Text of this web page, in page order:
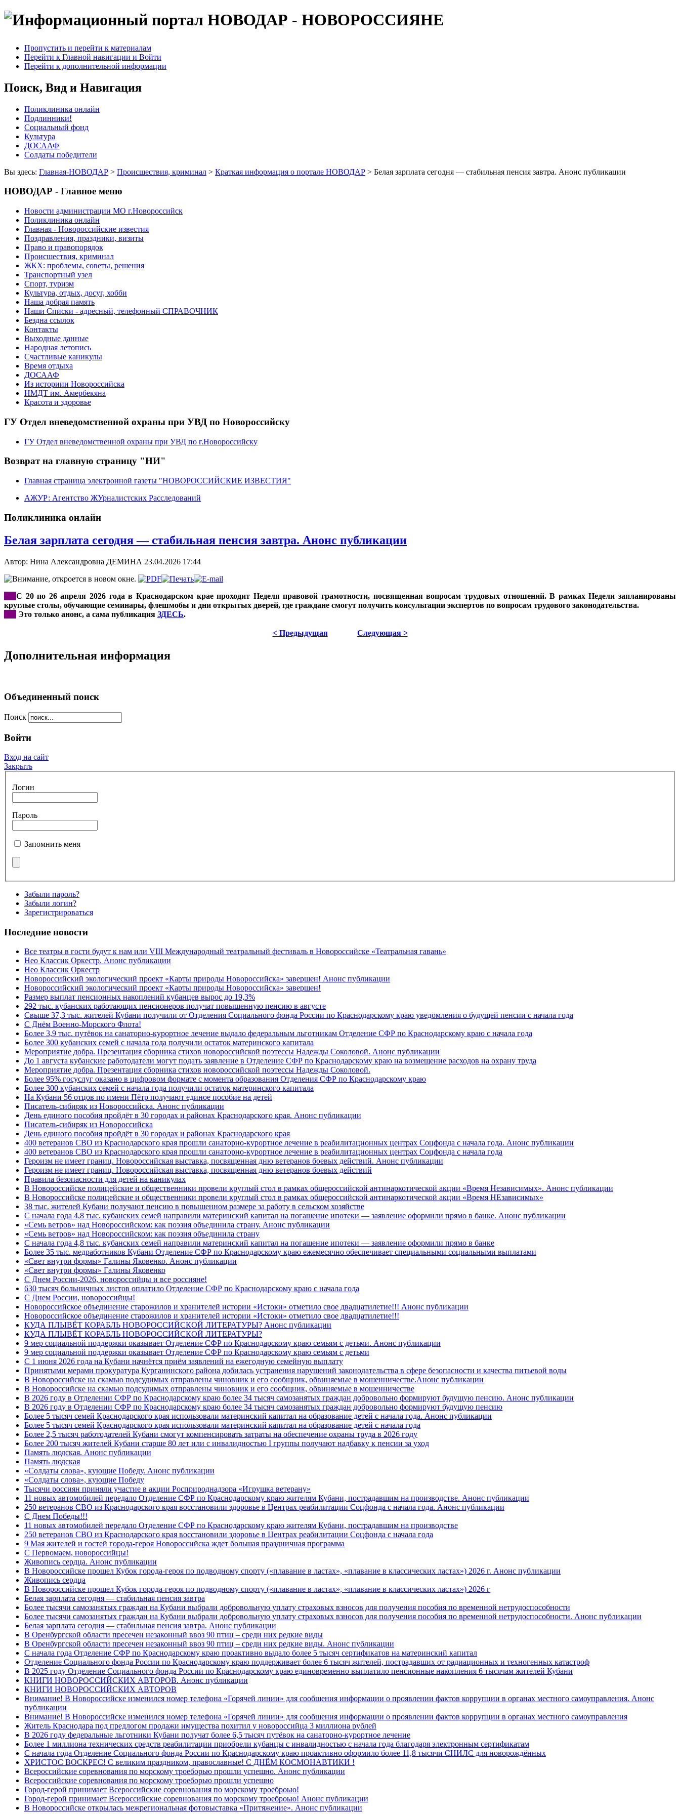
Пропустить и перейти к материалам
Перейти к Главной навигации и Войти
Перейти к дополнительной информации
Поиск, Вид и Навигация
Поликлиника онлайн
Подлинники!
Социальный фонд
Культура
ДОСААФ
Солдаты победители
Вы здесь: Главная-НОВОДАР > Происшествия, криминал > Краткая информация о портале НОВОДАР > Белая зарплата сегодня — стабильная пенсия завтра. Анонс публикации
НОВОДАР - Главное меню
Новости администрации МО г.Новороссийск
Поликлиника онлайн
Главная - Новороссийские известия
Поздравления, праздники, визиты
Право и правопорядок
Происшествия, криминал
ЖКХ: проблемы, советы, решения
Транспортный узел
Спорт, туризм
Культура, отдых, досуг, хобби
Наша добрая память
Наши Списки - адресный, телефонный СПРАВОЧНИК
Бездна ссылок
Контакты
Выходные данные
Народная летопись
Счастливые каникулы
Время отдыха
ДОСААФ
Из историии Новороссийска
НМДТ им. Амербекяна
Красота и здоровье
ГУ Отдел вневедомственной охраны при УВД по Новороссийску
ГУ Отдел вневедомственной охраны при УВД по г.Новороссийску
Возврат на главную страницу "НИ"
Главная страница электронной газеты "НОВОРОССИЙСКИЕ ИЗВЕСТИЯ"
АЖУР: Агентство ЖУрналистских Расследований
Поликлиника онлайн
Белая зарплата сегодня — стабильная пенсия завтра. Анонс публикации
Автор: Нина Александровна ДЕМИНА 23.04.2026 17:44
С 20 по 26 апреля 2026 года в Краснодарском крае проходит Неделя правовой грамотности, посвященная вопросам трудовых отношений. В рамках Недели запланированы
круглые столы, обучающие семинары, флешмобы и дни открытых дверей, где граждане смогут получить консультации экспертов по вопросам трудового законодательства.
Это только анонс, а сама публикация ЗДЕСЬ.
< Предыдущая Следующая >
Дополнительная информация
Объединенный поиск
Поиск
Войти
Вход на сайт
Закрыть
Логин
Пароль
Запомнить меня
Забыли пароль?
Забыли логин?
Зарегистрироваться
Последние новости
Все театры в гости будут к нам или VIII Международный театральный фестиваль в Новороссийске «Театральная гавань»
Нео Классик Оркестр. Анонс публикации
Нео Классик Оркестр
Новороссийский экологический проект «Карты природы Новороссийска» завершен! Анонс публикации
Новороссийский экологический проект «Карты природы Новороссийска» завершен!
Размер выплат пенсионных накоплений кубанцев вырос до 19,3%
292 тыс. кубанских работающих пенсионеров получат повышенную пенсию в августе
Свыше 37,3 тыс. жителей Кубани получили от Отделения Социального фонда России по Краснодарскому краю уведомления о будущей пенсии с начала года
C Днём Военно-Морского Флота!
Более 3,9 тыс. путёвок на санаторно-курортное лечение выдало федеральным льготникам Отделение СФР по Краснодарскому краю с начала года
Более 300 кубанских семей с начала года получили остаток материнского капитала
Мероприятие добра. Презентация сборника стихов новороссийской поэтессы Надежды Соколовой. Анонс публикации
До 1 августа кубанские работодатели могут подать заявление в Отделение СФР по Краснодарскому краю на возмещение расходов на охрану труда
Мероприятие добра. Презентация сборника стихов новороссийской поэтессы Надежды Соколовой.
Более 95% госуслуг оказано в цифровом формате с момента образования Отделения СФР по Краснодарскому краю
Более 300 кубанских семей с начала года получили остаток материнского капитала
На Кубани 56 отцов по имени Пётр получают единое пособие на детей
Писатель-сибиряк из Новороссийска. Анонс публикации
День единого пособия пройдёт в 30 городах и районах Краснодарского края. Анонс публикации
Писатель-сибиряк из Новороссийска
День единого пособия пройдёт в 30 городах и районах Краснодарского края
400 ветеранов СВО из Краснодарского края прошли санаторно-курортное лечение в реабилитационных центрах Соцфонда с начала года. Анонс публикации
400 ветеранов СВО из Краснодарского края прошли санаторно-курортное лечение в реабилитационных центрах Соцфонда с начала года
Героизм не имеет границ. Новороссийская выставка, посвященная дню ветеранов боевых действий. Анонс публикации
Героизм не имеет границ. Новороссийская выставка, посвященная дню ветеранов боевых действий
Правила безопасности для детей на каникулах
В Новороссийске полицейские и общественники провели круглый стол в рамках общероссийской антинаркотической акции «Время Независимых». Анонс публикации
В Новороссийске полицейские и общественники провели круглый стол в рамках общероссийской антинаркотической акции «Время НЕзависимых»
38 тыс. жителей Кубани получают пенсию в повышенном размере за работу в сельском хозяйстве
С начала года 4,8 тыс. кубанских семей направили материнский капитал на погашение ипотеки — заявление оформили прямо в банке. Анонс публикации
«Семь ветров» над Новороссийском: как поэзия объединила страну. Анонс публикации
«Семь ветров» над Новороссийском: как поэзия объединила страну
С начала года 4,8 тыс. кубанских семей направили материнский капитал на погашение ипотеки — заявление оформили прямо в банке
Более 35 тыс. медработников Кубани Отделение СФР по Краснодарскому краю ежемесячно обеспечивает специальными социальными выплатами
«Свет внутри формы» Галины Яковенко. Анонс публикации
«Свет внутри формы» Галины Яковенко
C Днем России-2026, новороссийцы и все россияне!
630 тысяч больничных листов оплатило Отделение СФР по Краснодарскому краю с начала года
C Днем России, новороссийцы!
Новороссийское объединение старожилов и хранителей истории «Истоки» отметило свое двадцатилетие!!! Анонс публикации
Новороссийское объединение старожилов и хранителей истории «Истоки» отметило свое двадцатилетие!!!
КУДА ПЛЫВЁТ КОРАБЛЬ НОВОРОССИЙСКОЙ ЛИТЕРАТУРЫ? Анонс публикации
КУДА ПЛЫВЁТ КОРАБЛЬ НОВОРОССИЙСКОЙ ЛИТЕРАТУРЫ?
9 мер социальной поддержки оказывает Отделение СФР по Краснодарскому краю семьям с детьми. Анонс публикации
9 мер социальной поддержки оказывает Отделение СФР по Краснодарскому краю семьям с детьми
С 1 июня 2026 года на Кубани начнётся приём заявлений на ежегодную семейную выплату
Принятыми мерами прокуратура Курганинского района добилась устранения нарушений законодательства в сфере безопасности и качества питьевой воды
В Новороссийске на скамью подсудимых отправлены чиновник и его сообщник, обвиняемые в мошенничестве.Анонс публикации
В Новороссийске на скамью подсудимых отправлены чиновник и его сообщник, обвиняемые в мошенничестве
В 2026 году в Отделении СФР по Краснодарскому краю более 34 тысяч самозанятых граждан добровольно формируют будущую пенсию. Анонс публикации
В 2026 году в Отделении СФР по Краснодарскому краю более 34 тысяч самозанятых граждан добровольно формируют будущую пенсию
Более 5 тысяч семей Краснодарского края использовали материнский капитал на образование детей с начала года. Анонс публикации
Более 5 тысяч семей Краснодарского края использовали материнский капитал на образование детей с начала года
Более 2,5 тысяч работодателей Кубани смогут компенсировать затраты на обеспечение охраны труда в 2026 году
Более 200 тысяч жителей Кубани старше 80 лет или с инвалидностью I группы получают надбавку к пенсии за уход
Память людская. Анонс публикации
Память людская
«Солдаты слова», кующие Победу. Анонс публикации
«Солдаты слова», кующие Победу
Тысячи россиян приняли участие в акции Росприроднадзора «Игрушка ветерану»
11 новых автомобилей передало Отделение СФР по Краснодарскому краю жителям Кубани, пострадавшим на производстве. Анонс публикации
250 ветеранов СВО из Краснодарского края восстановили здоровье в Центрах реабилитации Соцфонда с начала года. Анонс публикации
С Днем Победы!!!
11 новых автомобилей передало Отделение СФР по Краснодарскому краю жителям Кубани, пострадавшим на производстве
250 ветеранов СВО из Краснодарского края восстановили здоровье в Центрах реабилитации Соцфонда с начала года
9 Мая жителей и гостей города-героя Новороссийска ждет большая праздничная программа
C Первомаем, новороссийцы!
Живопись сердца. Анонс публикации
В Новороссийске прошел Кубок города-героя по подводному спорту («плавание в ластах», «плавание в классических ластах») 2026 г. Анонс публикации
Живопись сердца
В Новороссийске прошел Кубок города-героя по подводному спорту («плавание в ластах», «плавание в классических ластах») 2026 г
Белая зарплата сегодня — стабильная пенсия завтра
Более тысячи самозанятых граждан на Кубани выбрали добровольную уплату страховых взносов для получения пособия по временной нетрудоспособности
Более тысячи самозанятых граждан на Кубани выбрали добровольную уплату страховых взносов для получения пособия по временной нетрудоспособности. Анонс публикации
Белая зарплата сегодня — стабильная пенсия завтра. Анонс публикации
В Оренбургской области пресечен незаконный ввоз 90 птиц – среди них редкие виды
В Оренбургской области пресечен незаконный ввоз 90 птиц – среди них редкие виды. Анонс публикации
С начала года Отделение СФР по Краснодарскому краю проактивно выдало более 5 тысяч сертификатов на материнский капитал
Отделение Социального фонда России по Краснодарскому краю поддерживает более 6 тысяч жителей, пострадавших от радиационных и техногенных катастроф
В 2025 году Отделение Социального фонда России по Краснодарскому краю единовременно выплатило пенсионные накопления 6 тысячам жителей Кубани
КНИГИ НОВОРОССИЙСКИХ АВТОРОВ. Анонс публикации
КНИГИ НОВОРОССИЙСКИХ АВТОРОВ
Внимание! В Новороссийске изменился номер телефона «Горячей линии» для сообщения информации о проявлении фактов коррупции в органах местного самоуправления. Анонс
публикации
Внимание! В Новороссийске изменился номер телефона «Горячей линии» для сообщения информации о проявлении фактов коррупции в органах местного самоуправления
Житель Краснодара под предлогом продажи имущества похитил у новороссийца 3 миллиона рублей
В 2026 году федеральные льготники Кубани получат более 6,5 тысяч путёвок на санаторно‑курортное лечение
Более 1 миллиона технических средств реабилитации приобрели кубанцы с инвалидностью с начала года благодаря электронным сертификатам
С начала года Отделение Социального фонда России по Краснодарскому краю проактивно оформило более 11,8 тысячи СНИЛС для новорождённых
ХРИСТОС ВОСКРЕС! С великим праздником, православные! C ДНЁМ КОСМОНАВТИКИ !
Всероссийские соревнования по морскому троеборью прошли успешно. Анонс публикации
Всероссийские соревнования по морскому троеборью прошли успешно
Город-герой принимает Всероссийские соревнования по морскому троеброью!
Город-герой принимает Всероссийские соревнования по морскому троеброью! Анонс публикации
В Новороссийске открылась межрегиональная фотовыставка «Притяжение». Анонс публикации